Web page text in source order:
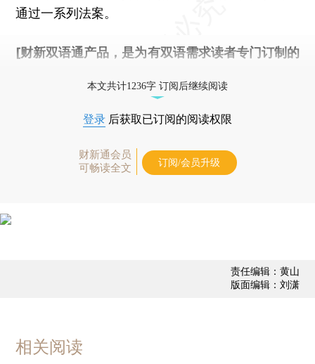
通过一系列法案。
[财新双语通产品，是为有双语需求读者专门订制的
本文共计1236字 订阅后继续阅读
登录 后获取已订阅的阅读权限
财新通会员
可畅读全文
订阅/会员升级
责任编辑：黄山
版面编辑：刘潇
相关阅读